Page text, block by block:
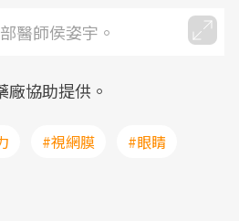
醫師侯姿宇。
協助提供。
#視網膜 #眼睛